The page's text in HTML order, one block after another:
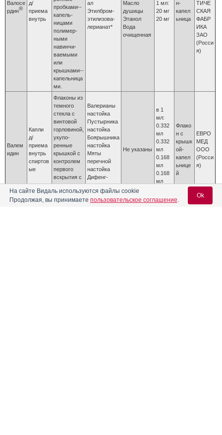
Валосе
рдин®
д/
приема
внутрь
пробками-­
капель­
ницами
полимер­
ными
навинчи­
ваемыми
или
крышками-­
капельница
ми.
ал
Этилбром­
этил­изова­
лерианат*
Масло
душицы
Этанол
Вода
очищенная
1 мл:
20 мг
20 мг
н-
капел
ьница
ТИЧЕ
СКАЯ
ФАБР
ИКА
ЗАО
(Росси
я)
Валем
идин
Капли
д/
приема
внутрь
спиртов
ые
Флаконы из
темного
стекла с
винтовой
горло­виной,
укупо­
ренные
крышкой с
контролем
первого
вскрытия с
капель­
ницей.
Вале­рианы
настойка
Пустырника
нас­тойка
Бояры­шника
настойка
Мяты
перечной
настойка
Дифенг­
идра­мин
(димедрол)
Не указаны
в 1
мл:
0.332
мл
0.332
мл
0.168
мл
0.168
мл
Флако
н с
крышк
ой-
капел
ьнице
й
ЕВРО
МЕД
ООО
(Росси
я)
На сайте Видаль используются файлы cookie
Продолжая, вы принимаете пользовательское соглашение.
Ok